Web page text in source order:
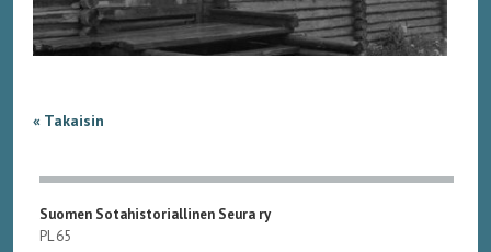
« Takaisin
Suomen Sotahistoriallinen Seura ry
PL 65